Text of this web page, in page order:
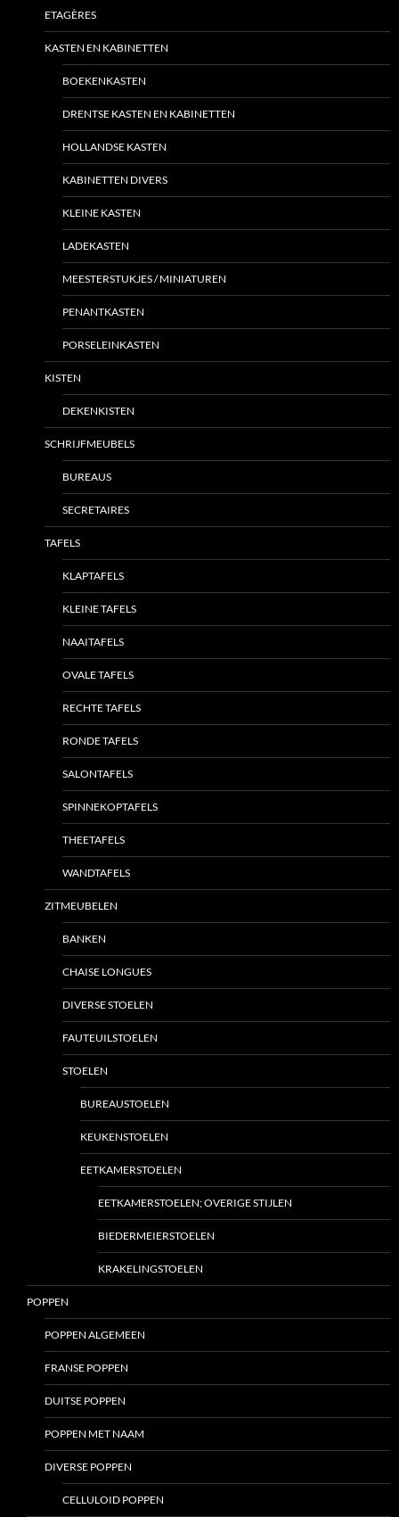
ETAGÈRES
KASTEN EN KABINETTEN
BOEKENKASTEN
DRENTSE KASTEN EN KABINETTEN
HOLLANDSE KASTEN
KABINETTEN DIVERS
KLEINE KASTEN
LADEKASTEN
MEESTERSTUKJES / MINIATUREN
PENANTKASTEN
PORSELEINKASTEN
KISTEN
DEKENKISTEN
SCHRIJFMEUBELS
BUREAUS
SECRETAIRES
TAFELS
KLAPTAFELS
KLEINE TAFELS
NAAITAFELS
OVALE TAFELS
RECHTE TAFELS
RONDE TAFELS
SALONTAFELS
SPINNEKOPTAFELS
THEETAFELS
WANDTAFELS
ZITMEUBELEN
BANKEN
CHAISE LONGUES
DIVERSE STOELEN
FAUTEUILSTOELEN
STOELEN
BUREAUSTOELEN
KEUKENSTOELEN
EETKAMERSTOELEN
EETKAMERSTOELEN; OVERIGE STIJLEN
BIEDERMEIERSTOELEN
KRAKELINGSTOELEN
POPPEN
POPPEN ALGEMEEN
FRANSE POPPEN
DUITSE POPPEN
POPPEN MET NAAM
DIVERSE POPPEN
CELLULOID POPPEN